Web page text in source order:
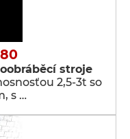
stroje
2,5-3t so
s …